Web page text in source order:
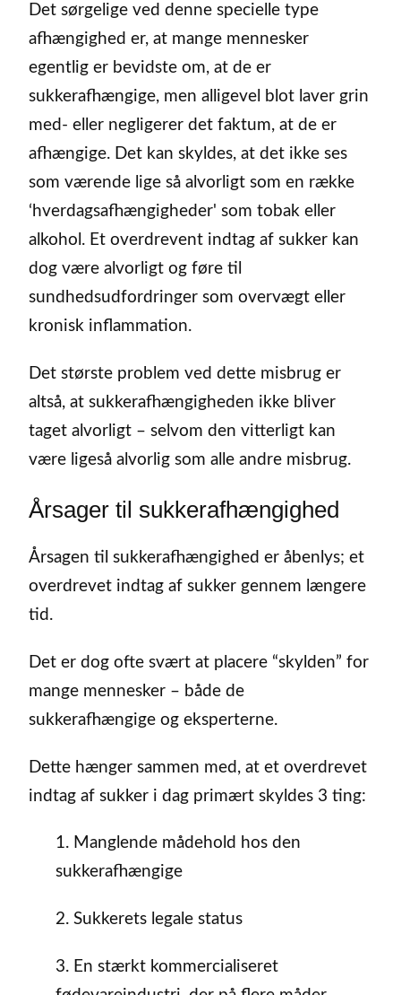
Det sørgelige ved denne specielle type
afhængighed er, at mange mennesker
egentlig er bevidste om, at de er
sukkerafhængige, men alligevel blot laver grin
med- eller negligerer det faktum, at de er
afhængige. Det kan skyldes, at det ikke ses
som værende lige så alvorligt som en række
‘hverdagsafhængigheder' som tobak eller
alkohol. Et overdrevent indtag af sukker kan
dog være alvorligt og føre til
sundhedsudfordringer som overvægt eller
kronisk inflammation.
Det største problem ved dette misbrug er
altså, at sukkerafhængigheden ikke bliver
taget alvorligt – selvom den vitterligt kan
være ligeså alvorlig som alle andre misbrug.
Årsager til sukkerafhængighed
Årsagen til sukkerafhængighed er åbenlys; et
overdrevet indtag af sukker gennem længere
tid.
Det er dog ofte svært at placere “skylden” for
mange mennesker – både de
sukkerafhængige og eksperterne.
Dette hænger sammen med, at et overdrevet
indtag af sukker i dag primært skyldes 3 ting:
1. Manglende mådehold hos den
sukkerafhængige
2. Sukkerets legale status
3. En stærkt kommercialiseret